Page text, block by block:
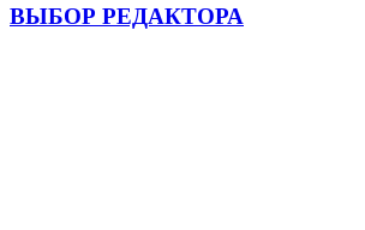
ВЫБОР РЕДАКТОРА